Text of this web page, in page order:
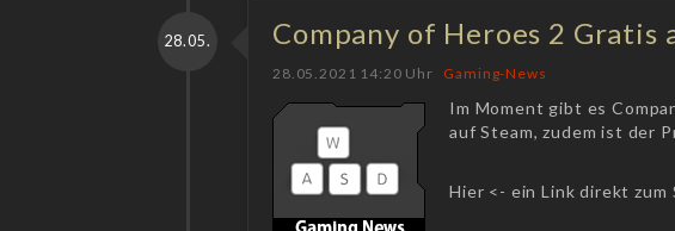
28.05. Company of Heroes 2 Gratis
28.05.2021 14:20 Uhr Gaming-News
Im Moment gibt es
auf Steam, zudem ist der
Hier <- ein Link direkt zum